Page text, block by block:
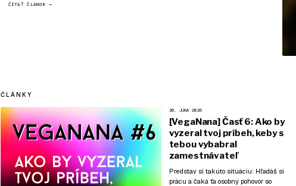
ČÍTAŤ ČLÁNOK →
ČLÁNKY
30. JÚNA 2026
[VegaNana] Časť 6: Ako by
vyzeral tvoj príbeh, keby s
tebou vybabral
zamestnávateľ
Predstav si takúto situáciu: Hľadáš si
prácu a čaká ťa osobný pohovor so